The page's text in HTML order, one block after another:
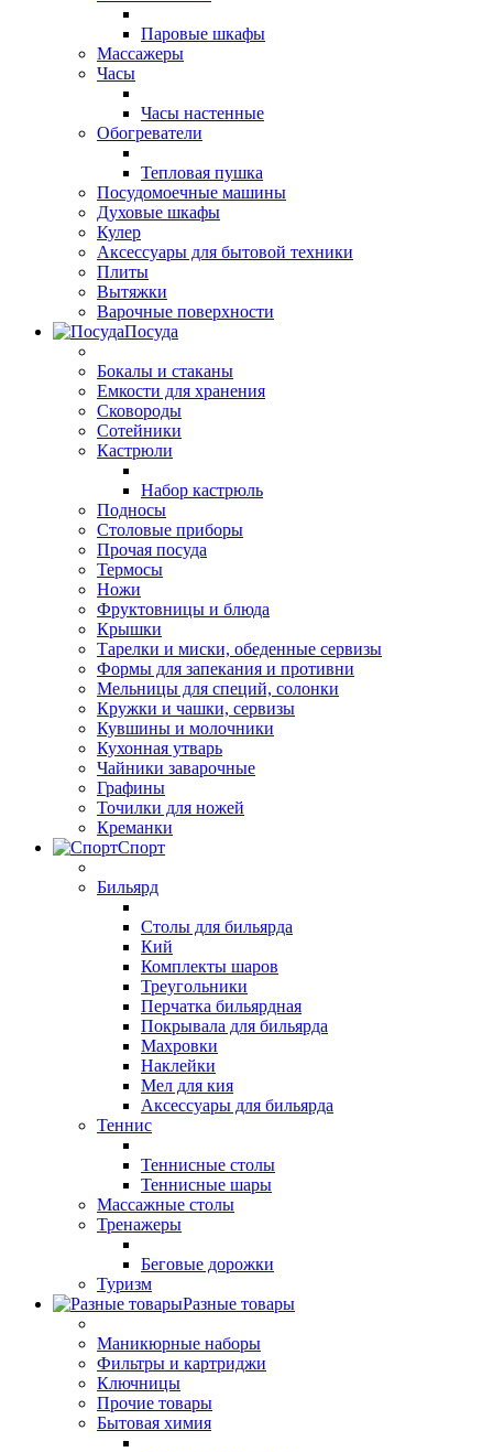
Паровые шкафы
Массажеры
Часы
Часы настенные
Обогреватели
Тепловая пушка
Посудомоечные машины
Духовые шкафы
Кулер
Аксессуары для бытовой техники
Плиты
Вытяжки
Варочные поверхности
Посуда
Бокалы и стаканы
Емкости для хранения
Сковороды
Сотейники
Кастрюли
Набор кастрюль
Подносы
Столовые приборы
Прочая посуда
Термосы
Ножи
Фруктовницы и блюда
Крышки
Тарелки и миски, обеденные сервизы
Формы для запекания и противни
Мельницы для специй, солонки
Кружки и чашки, сервизы
Кувшины и молочники
Кухонная утварь
Чайники заварочные
Графины
Точилки для ножей
Креманки
Спорт
Бильярд
Столы для бильярда
Кий
Комплекты шаров
Треугольники
Перчатка бильярдная
Покрывала для бильярда
Махровки
Наклейки
Мел для кия
Аксессуары для бильярда
Теннис
Теннисные столы
Теннисные шары
Массажные столы
Тренажеры
Беговые дорожки
Туризм
Разные товары
Маникюрные наборы
Фильтры и картриджи
Ключницы
Прочие товары
Бытовая химия